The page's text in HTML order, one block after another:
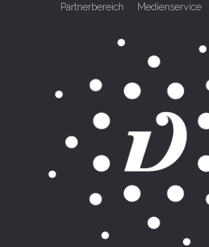
Partnerbereich Medienservice